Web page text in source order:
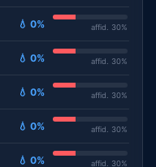
💧 0% affid. 30%
💧 0% affid. 30%
💧 0% affid. 30%
💧 0% affid. 30%
💧 0% affid. 30%